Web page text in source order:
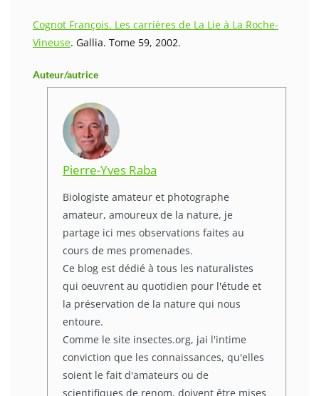
Cognot François. Les carrières de La Lie à La Roche-
Vineuse. Gallia. Tome 59, 2002.
Auteur/autrice
Pierre-Yves Raba
Biologiste amateur et photographe
amateur, amoureux de la nature, je
partage ici mes observations faites au
cours de mes promenades.
Ce blog est dédié à tous les naturalistes
qui oeuvrent au quotidien pour l'étude et
la préservation de la nature qui nous
entoure.
Comme le site insectes.org, jai l'intime
conviction que les connaissances, qu'elles
soient le fait d'amateurs ou de
scientifiques de renom, doivent être mises